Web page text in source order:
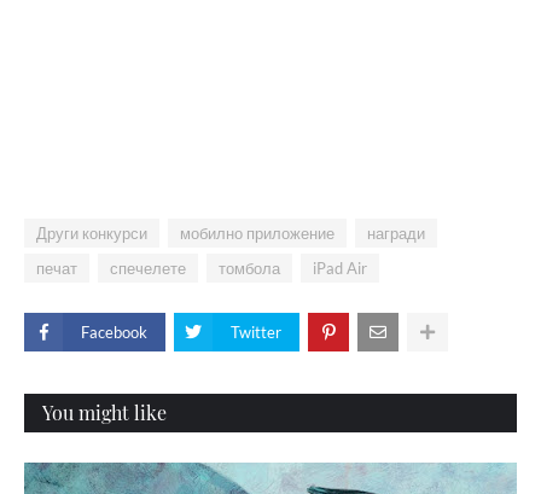
Други конкурси мобилно приложение
награди
печат
спечелете томбола iPad Air
Facebook Twitter
You might like